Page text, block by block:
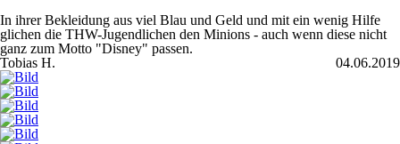
In ihrer Bekleidung aus viel Blau und Geld und mit ein wenig Hilfe
glichen die THW-Jugendlichen den Minions - auch wenn diese nicht
ganz zum Motto "Disney" passen.
Tobias H.
04.06.2019